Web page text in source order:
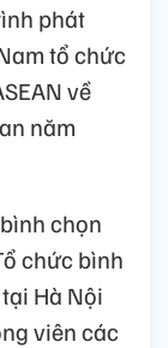
phát
tổ chức
về
năm
chọn
chức bình
Hà Nội
viên các